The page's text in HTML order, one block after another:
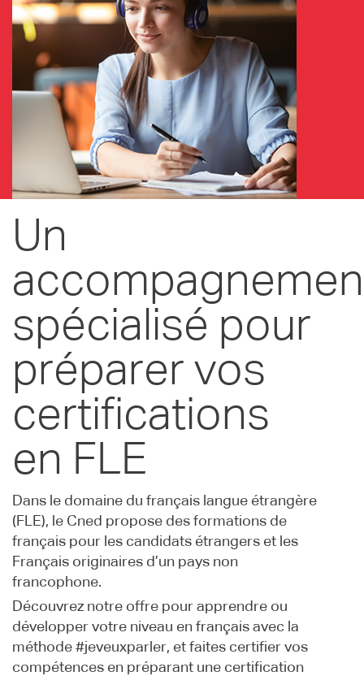
Un
spécialisé pour
préparer vos
certifications
en FLE
Dans le domaine du français langue étrangère
(FLE), le Cned propose des formations de
français pour les candidats étrangers et les
Français originaires d’un pays non
francophone.
Découvrez notre offre pour apprendre ou
développer votre niveau en français avec la
méthode #jeveuxparler, et faites certifier vos
compétences en préparant une certification